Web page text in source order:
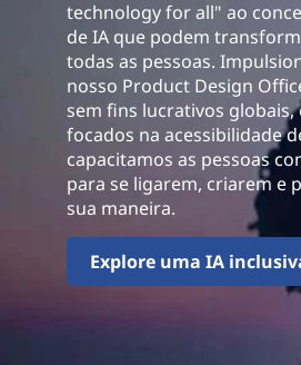
technology for all" ao
de IA que podem
todas as pessoas.
nosso Product Design
sem fins lucrativos globais,
focados na acessibilidade
capacitamos as pessoas
para se ligarem, criarem e
sua maneira.
Explore uma IA